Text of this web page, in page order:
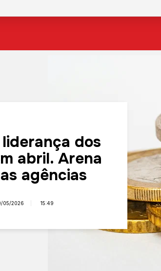
dos
abril. Arena
agências
05/2026 15:49